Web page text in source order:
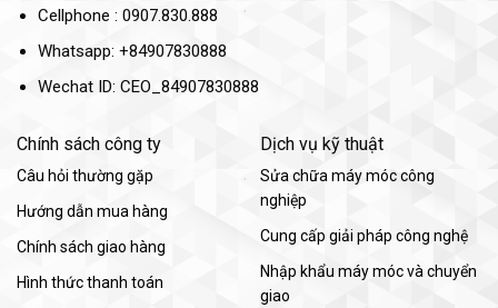
Cellphone : 0907.830.888
Whatsapp: +84907830888
Wechat ID: CEO_84907830888
Chính sách công ty
Câu hỏi thường gặp
Hướng dẫn mua hàng
Chính sách giao hàng
Hình thức thanh toán
Dịch vụ kỹ thuật
Sửa chữa máy móc công
nghiệp
Cung cấp giải pháp công nghệ
Nhập khẩu máy móc và chuyển
giao